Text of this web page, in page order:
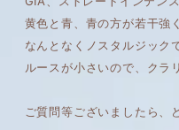
黄色と青、青の方が若干強
なんとなくノスタルジック
ルースが小さいので、クラ
ご質問等ございましたら、